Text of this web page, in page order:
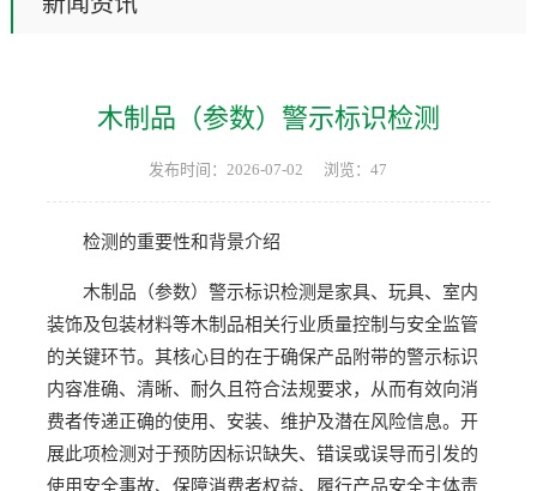
木制品（参数）警示标识检测
发布时间：2026-07-02 浏览：47
检测的重要性和背景介绍
木制品（参数）警示标识检测是家具、玩具、室内
装饰及包装材料等木制品相关行业质量控制与安全监管
的关键环节。其核心目的在于确保产品附带的警示标识
内容准确、清晰、耐久且符合法规要求，从而有效向消
费者传递正确的使用、安装、维护及潜在风险信息。开
展此项检测对于预防因标识缺失、错误或误导而引发的
使用安全事故、保障消费者权益、履行产品安全主体责